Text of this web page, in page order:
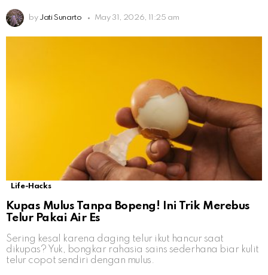
by Jati Sunarto May 31, 2026, 11:25 am
Life-Hacks
Kupas Mulus Tanpa Bopeng! Ini Trik Merebus
Telur Pakai Air Es
Sering kesal karena daging telur ikut hancur saat
dikupas? Yuk, bongkar rahasia sains sederhana biar kulit
telur copot sendiri dengan mulus.